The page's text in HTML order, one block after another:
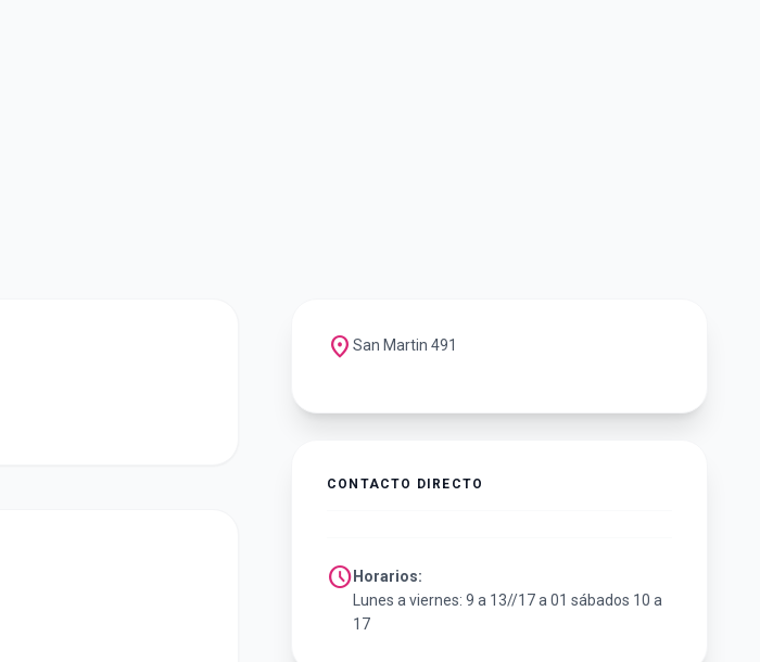
location_on San Martin 491
CONTACTO DIRECTO
schedule Horarios:
Lunes a viernes: 9 a 13//17 a 01 sábados 10 a
17